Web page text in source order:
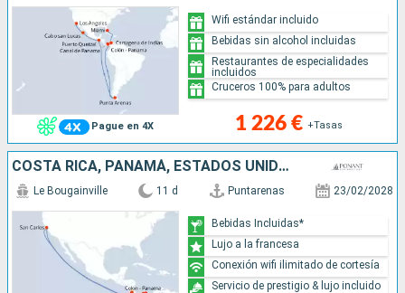
Pague en 4X 1 226 € +Tasas
Wifi estándar incluido
Bebidas sin alcohol incluidas
Restaurantes de especialidades
incluidos
Cruceros 100% para adultos
COSTA RICA, PANAMÁ, ESTADOS UNIDOS
Le Bougainville 11 d Puntarenas 23/02/2028
Bebidas Incluidas*
Lujo a la francesa
Conexión wifi ilimitado de cortesía
Servicio de prestigio & lujo incluido